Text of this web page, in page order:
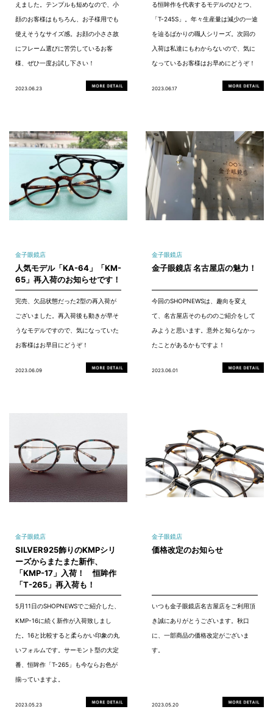
えました。テンプルも短めなので、小
顔のお客様はもちろん、お子様用でも
使えそうなサイズ感。お顔の小ささ故
にフレーム選びに苦労しているお客
様、ぜひ一度お試し下さい！
2023.06.23
る恒眸作を代表するモデルのひとつ、
「T-245S」。年々生産量は減少の一途
を辿るばかりの職人シリーズ。次回の
入荷は私達にもわからないので、気に
なっているお客様はお早めにどうぞ！
2023.06.17
金子眼鏡店
人気モデル「KA-64」「KM-
65」再入荷のお知らせです！
完売、欠品状態だった2型の再入荷が
ございました。再入荷後も動きが早そ
うなモデルですので、気になっていた
お客様はお早目にどうぞ！
2023.06.09
金子眼鏡店
金子眼鏡店 名古屋店の魅力！
今回のSHOPNEWSは、趣向を変え
て、名古屋店そのもののご紹介をして
みようと思います。意外と知らなかっ
たことがあるかもですよ！
2023.06.01
金子眼鏡店
SILVER925飾りのKMPシリ
ーズからまたまた新作、
「KMP-17」入荷！ 恒眸作
「T-265」再入荷も！
5月11日のSHOPNEWSでご紹介した、
KMP-16に続く新作が入荷致しまし
た。16と比較すると柔らかい印象の丸
いフォルムです。サーモント型の大定
番、恒眸作「T-265」も今ならお色が
揃っていますよ。
2023.05.23
金子眼鏡店
価格改定のお知らせ
いつも金子眼鏡店名古屋店をご利用頂
き誠にありがとうございます。秋口
に、一部商品の価格改定がございま
す。
2023.05.20